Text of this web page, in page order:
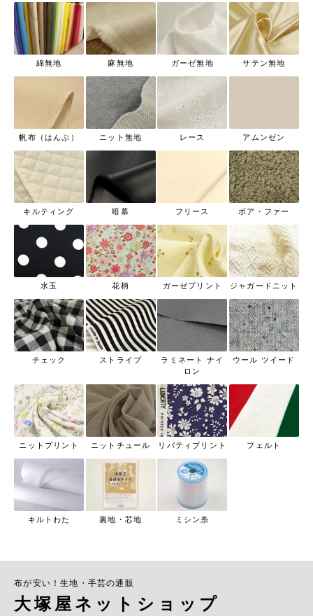
綿無地 麻無地 ガーゼ無地 サテン無地
帆布（はんぷ） ニット無地 レース アムンゼン
キルティング 暗幕 フリース ボア・ファー
水玉 花柄 ガーゼプリント ジャガードニット
チェック ストライプ
ラミネート ナイ
ロン
ウール ツイード
ニットプリント ニットチュール リバティプリント フェルト
キルトわた 裏地・芯地 ミシン糸
布が安い！生地・手芸の通販
大塚屋ネットショップ